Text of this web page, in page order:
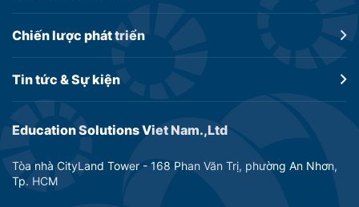
Education Solutions Viet Nam.,Ltd
Tòa nhà CityLand Tower - 168 Phan Văn Trị, phường An Nhơn,
Tp. HCM
Chiến lược phát triển
Tin tức &Sự kiện